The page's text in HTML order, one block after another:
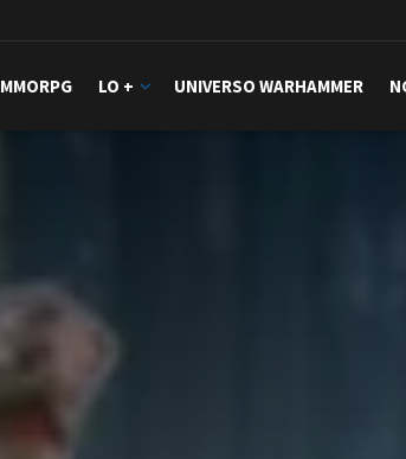
MMORPG LO + UNIVERSO WARHAMMER